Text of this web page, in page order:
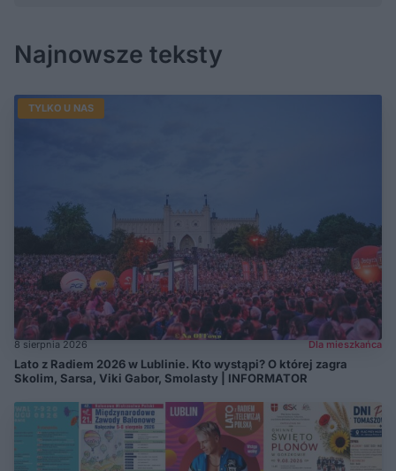
Najnowsze teksty
TYLKO U NAS
8 sierpnia 2026 Dla mieszkańca
Lato z Radiem 2026 w Lublinie. Kto wystąpi? O której zagra
Skolim, Sarsa, Viki Gabor, Smolasty | INFORMATOR